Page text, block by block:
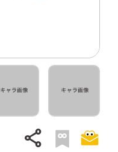
share